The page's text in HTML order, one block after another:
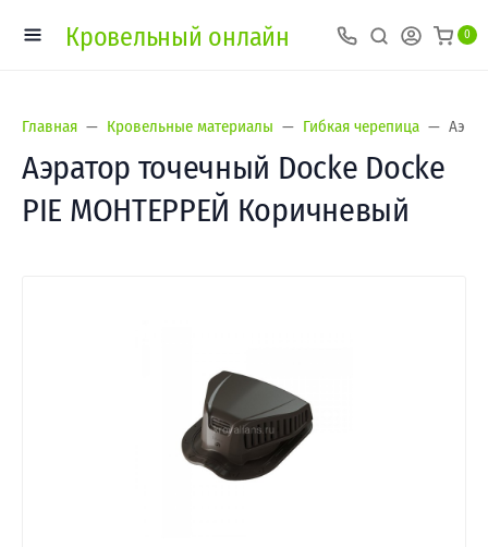
Кровельный онлайн 0
Главная Кровельные материалы Гибкая черепица
Аэратор точечный Docke Docke
PIE МОНТЕРРЕЙ Коричневый